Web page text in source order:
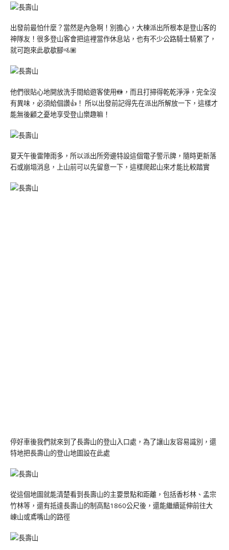
出發前最怕什麼？當然是內急啊！別擔心，大棟派出所根本是登山客的
神隊友！很多登山客會把這裡當作休息站，也有不少公路騎士騎累了，
就可跑來此歇歇腳🚵🏽
他們很貼心地開放洗手間給遊客使用🚻，而且打掃得乾乾淨淨，完全沒
有異味，必須給個讚👍！ 所以出發前記得先在派出所解放一下，這樣才
能無後顧之憂地享受登山樂趣嘛！
夏天午後雷陣雨多，所以派出所旁邊特設這個電子警示牌，隨時更新落
石或崩塌消息，上山前可以先留意一下，這樣爬起山來才能比較踏實
停好車後我們就來到了長壽山的登山入口處，為了讓山友容易識別，還
特地把長壽山的登山地圖設在此處
從這個地圖就能清楚看到長壽山的主要景點和距離，包括香杉林、孟宗
竹林等，還有抵達長壽山的制高點1860公尺後，還能繼續延伸前往大
崠山或鳶嘴山的路徑